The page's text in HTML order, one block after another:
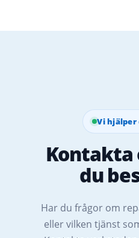
Vi hjälper
Kontakta
du
Har du frågor om
eller vilken tjänst